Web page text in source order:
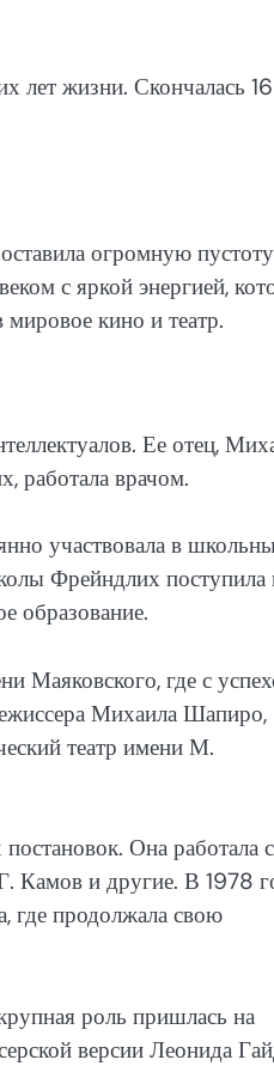
лет жизни. Скончалась 16
огромную
с яркой энергией,
кино и театр.
Ее отец,
работала врачом.
участвовала в
Фрейндлих поступила
образование.
Маяковского, где с
Михаила Шапиро,
театр имени М.
Она работала с
Камов и другие. В 1978
где продолжала свою
роль пришлась на
версии Леонида